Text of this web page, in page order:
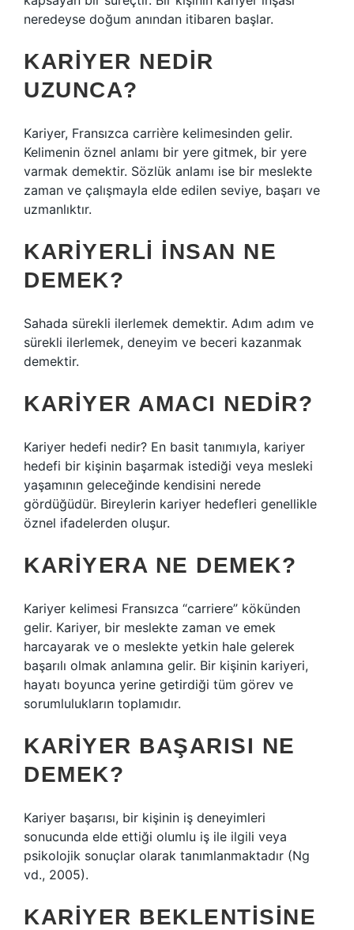
neredeyse doğum anından itibaren başlar.
KARIYER NEDIR
UZUNCA?
Kariyer, Fransızca carrière kelimesinden gelir.
Kelimenin öznel anlamı bir yere gitmek, bir yere
varmak demektir. Sözlük anlamı ise bir meslekte
zaman ve çalışmayla elde edilen seviye, başarı ve
uzmanlıktır.
KARIYERLI INSAN NE
DEMEK?
Sahada sürekli ilerlemek demektir. Adım adım ve
sürekli ilerlemek, deneyim ve beceri kazanmak
demektir.
KARIYER AMACI NEDIR?
Kariyer hedefi nedir? En basit tanımıyla, kariyer
hedefi bir kişinin başarmak istediği veya mesleki
yaşamının geleceğinde kendisini nerede
gördüğüdür. Bireylerin kariyer hedefleri genellikle
öznel ifadelerden oluşur.
KARIYERA NE DEMEK?
Kariyer kelimesi Fransızca “carriere” kökünden
gelir. Kariyer, bir meslekte zaman ve emek
harcayarak ve o meslekte yetkin hale gelerek
başarılı olmak anlamına gelir. Bir kişinin kariyeri,
hayatı boyunca yerine getirdiği tüm görev ve
sorumlulukların toplamıdır.
KARIYER BAŞARISI NE
DEMEK?
Kariyer başarısı, bir kişinin iş deneyimleri
sonucunda elde ettiği olumlu iş ile ilgili veya
psikolojik sonuçlar olarak tanımlanmaktadır (Ng
vd., 2005).
KARIYER BEKLENTISINE